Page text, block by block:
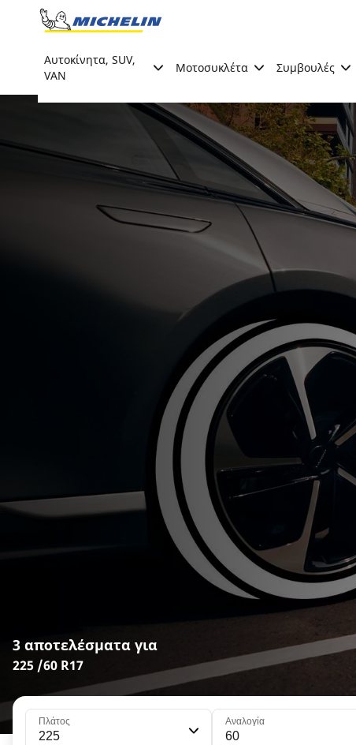
Go to page content
Αυτοκίνητα, SUV,
VAN
Μοτοσυκλέτα Συμβουλές
3 αποτελέσματα για
225 /60 R17
Πλάτος
225
Αναλογία
60